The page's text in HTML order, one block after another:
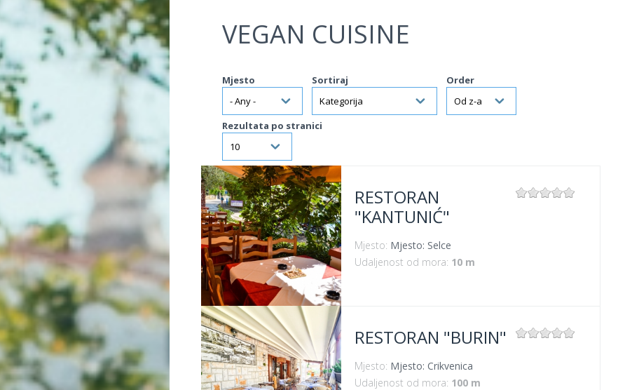
Jump to navigation
VEGAN CUISINE
Mjesto Sortiraj Order
Rezultata po stranici
VIŠE INFORMACIJA
RESTORAN
"KANTUNIĆ"
Mjesto: Mjesto: Selce
Udaljenost od mora: 10 m
VIŠE INFORMACIJA
RESTORAN "BURIN"
Mjesto: Mjesto: Crikvenica
Udaljenost od mora: 100 m